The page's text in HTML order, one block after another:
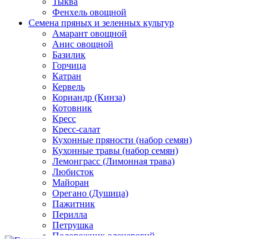
Фенхель овощной
Семена пряных и зеленных культур
Амарант овощной
Анис овощной
Базилик
Горчица
Катран
Кервель
Кориандр (Кинза)
Котовник
Кресс
Кресс-салат
Кухонные пряности (набор семян)
Кухонные травы (набор семян)
Лемонграсс (Лимонная трава)
Любисток
Майоран
Орегано (Душица)
Пажитник
Перилла
Петрушка
Подорожник оленерогий